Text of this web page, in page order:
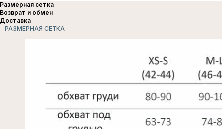
Размерная сетка
Возврат и обмен
Доставка
РАЗМЕРНАЯ СЕТКА